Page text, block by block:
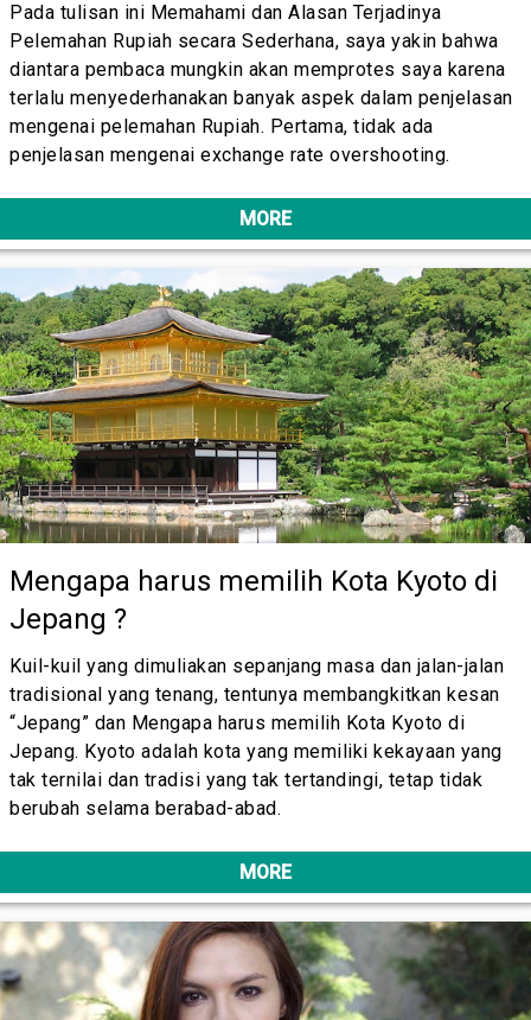
Pada tulisan ini Memahami dan Alasan Terjadinya
Pelemahan Rupiah secara Sederhana, saya yakin bahwa
diantara pembaca mungkin akan memprotes saya karena
terlalu menyederhanakan banyak aspek dalam penjelasan
mengenai pelemahan Rupiah. Pertama, tidak ada
penjelasan mengenai exchange rate overshooting.
MORE
Mengapa harus memilih Kota Kyoto di
Jepang ?
Kuil-kuil yang dimuliakan sepanjang masa dan jalan-jalan
tradisional yang tenang, tentunya membangkitkan kesan
“Jepang” dan Mengapa harus memilih Kota Kyoto di
Jepang. Kyoto adalah kota yang memiliki kekayaan yang
tak ternilai dan tradisi yang tak tertandingi, tetap tidak
berubah selama berabad-abad.
MORE